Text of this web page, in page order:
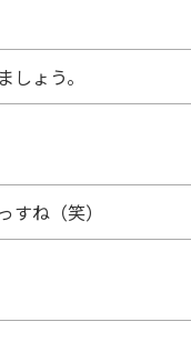
ょう。
すね（笑）